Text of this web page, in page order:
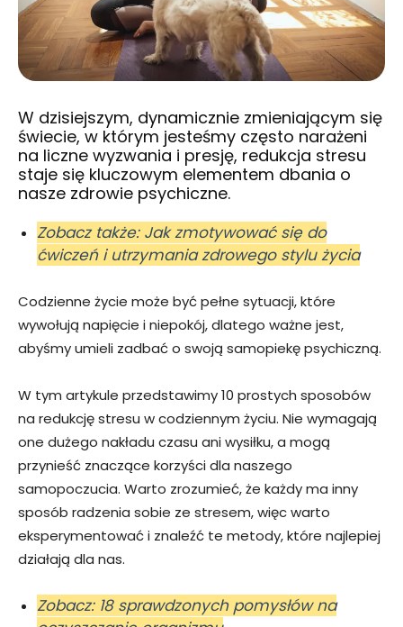
W dzisiejszym, dynamicznie zmieniającym się
świecie, w którym jesteśmy często narażeni
na liczne wyzwania i presję, redukcja stresu
staje się kluczowym elementem dbania o
nasze zdrowie psychiczne.
Zobacz także: Jak zmotywować się do
ćwiczeń i utrzymania zdrowego stylu życia
Codzienne życie może być pełne sytuacji, które
wywołują napięcie i niepokój, dlatego ważne jest,
abyśmy umieli zadbać o swoją samopiekę psychiczną.
W tym artykule przedstawimy 10 prostych sposobów
na redukcję stresu w codziennym życiu. Nie wymagają
one dużego nakładu czasu ani wysiłku, a mogą
przynieść znaczące korzyści dla naszego
samopoczucia. Warto zrozumieć, że każdy ma inny
sposób radzenia sobie ze stresem, więc warto
eksperymentować i znaleźć te metody, które najlepiej
działają dla nas.
Zobacz: 18 sprawdzonych pomysłów na